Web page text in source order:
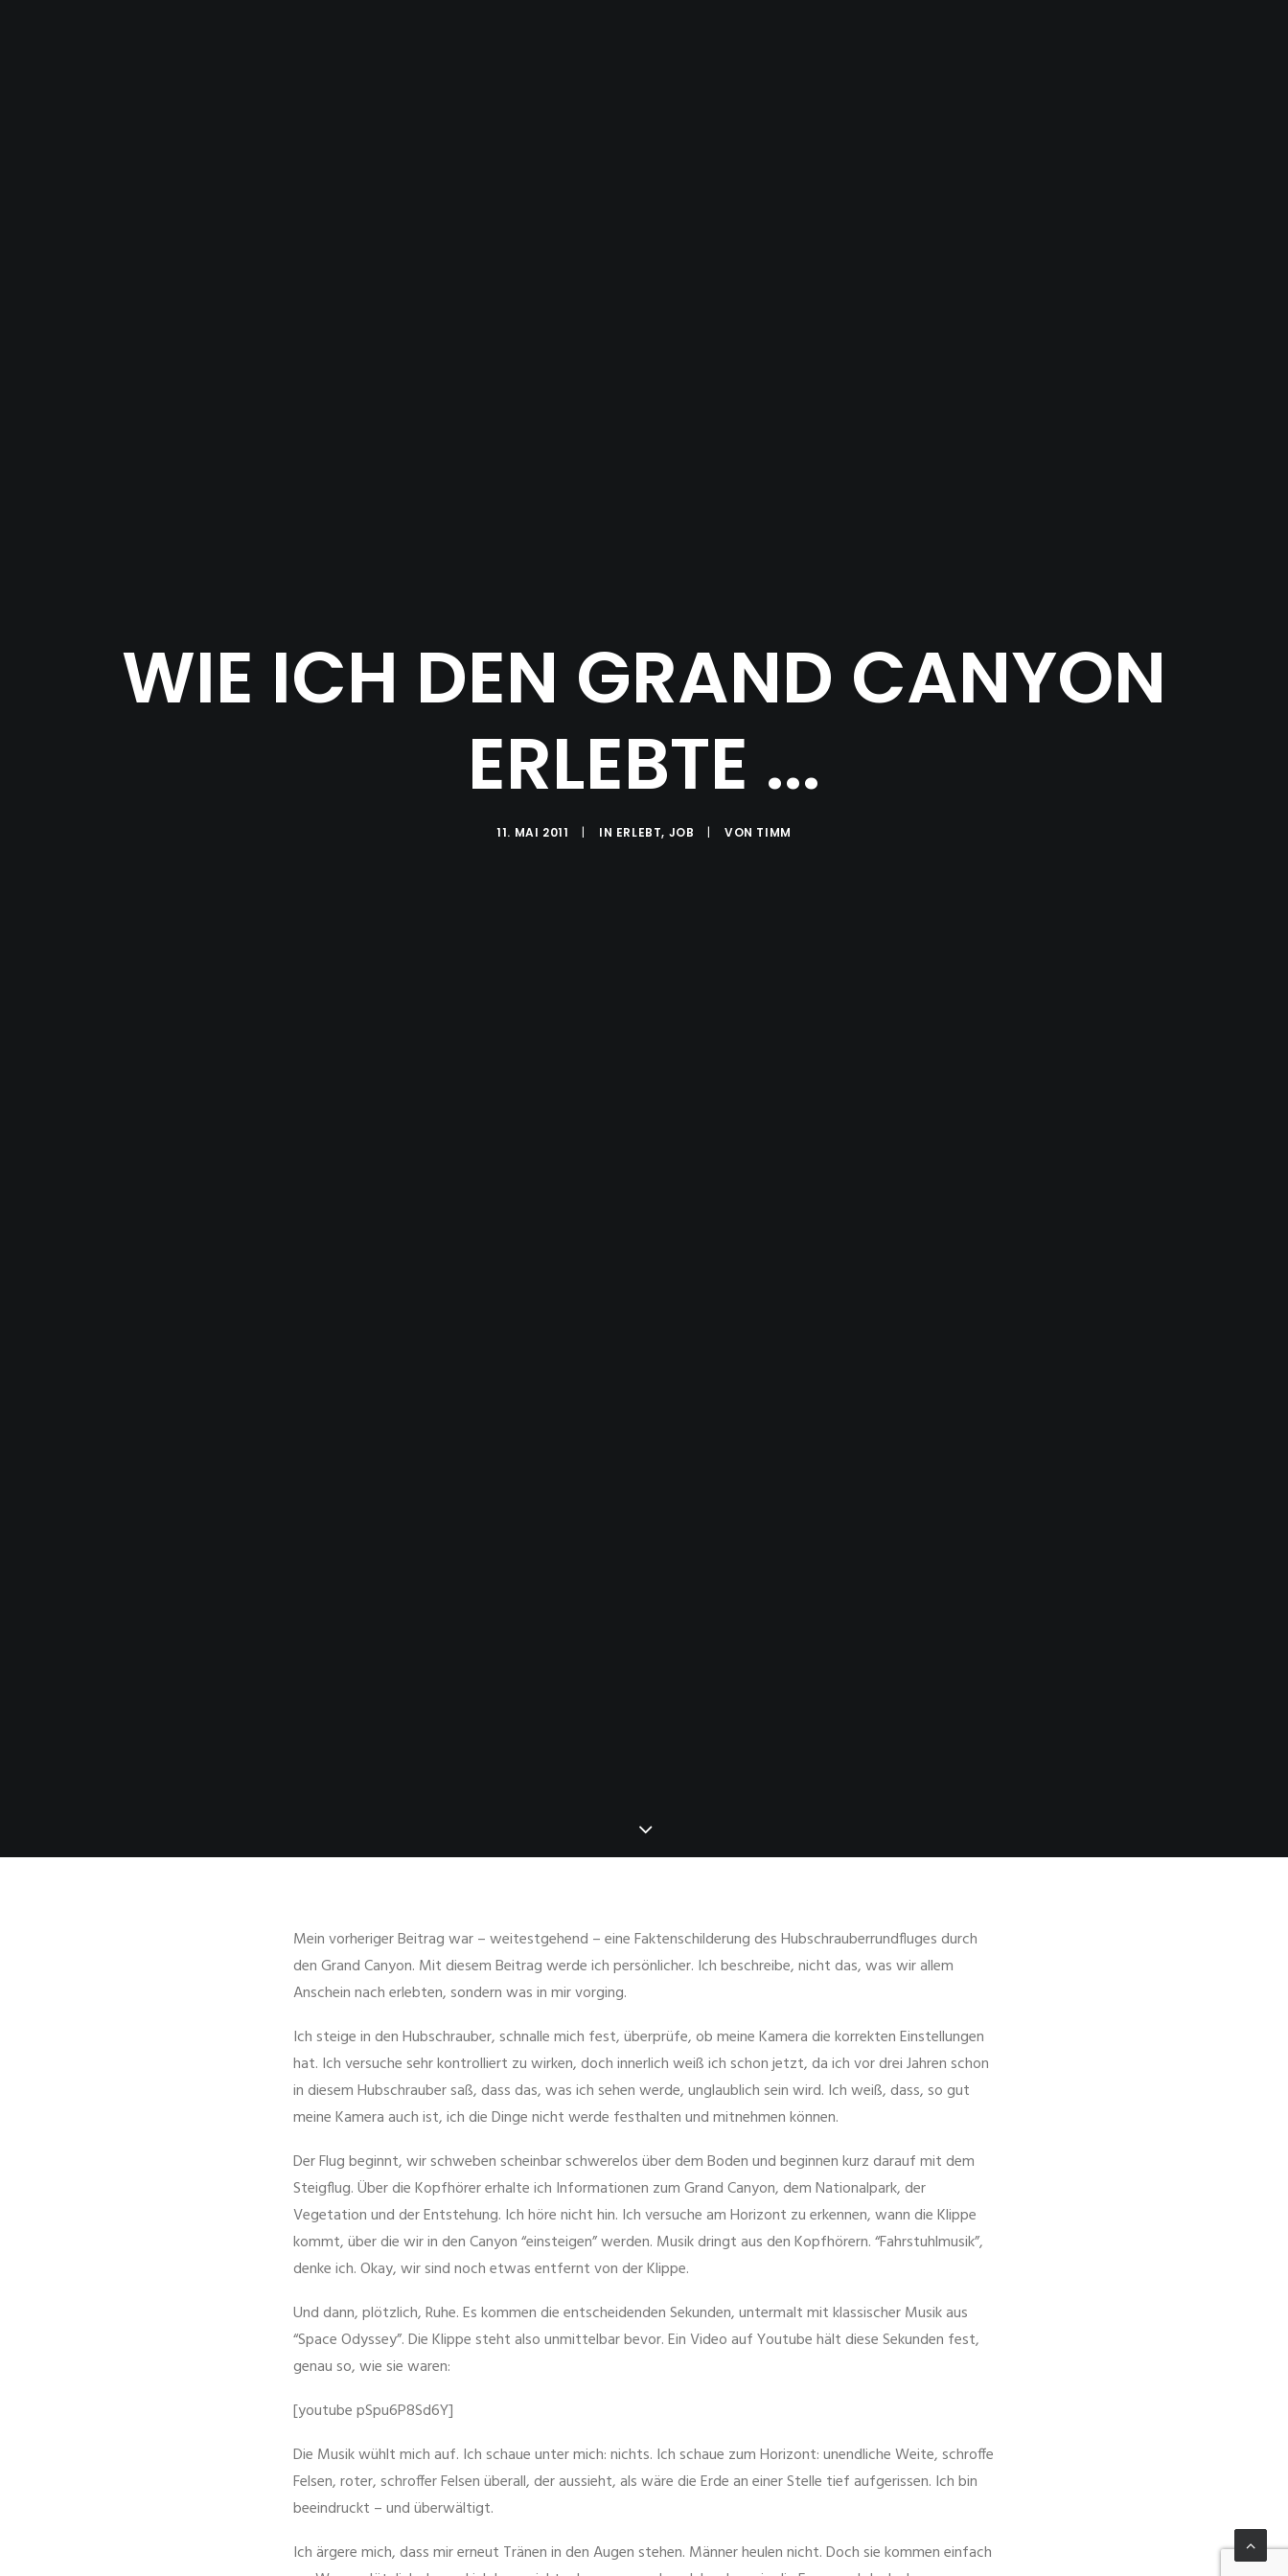
WIE ICH DEN GRAND CANYON
ERLEBTE ...
11. MAI 2011 | IN ERLEBT, JOB | VON TIMM
Mein vorheriger Beitrag war – weitestgehend – eine Faktenschilderung des Hubschrauberrundfluges durch
den Grand Canyon. Mit diesem Beitrag werde ich persönlicher. Ich beschreibe, nicht das, was wir allem
Anschein nach erlebten, sondern was in mir vorging.
Ich steige in den Hubschrauber, schnalle mich fest, überprüfe, ob meine Kamera die korrekten Einstellungen
hat. Ich versuche sehr kontrolliert zu wirken, doch innerlich weiß ich schon jetzt, da ich vor drei Jahren schon
in diesem Hubschrauber saß, dass das, was ich sehen werde, unglaublich sein wird. Ich weiß, dass, so gut
meine Kamera auch ist, ich die Dinge nicht werde festhalten und mitnehmen können.
Der Flug beginnt, wir schweben scheinbar schwerelos über dem Boden und beginnen kurz darauf mit dem
Steigflug. Über die Kopfhörer erhalte ich Informationen zum Grand Canyon, dem Nationalpark, der
Vegetation und der Entstehung. Ich höre nicht hin. Ich versuche am Horizont zu erkennen, wann die Klippe
kommt, über die wir in den Canyon “einsteigen” werden. Musik dringt aus den Kopfhörern. “Fahrstuhlmusik”,
denke ich. Okay, wir sind noch etwas entfernt von der Klippe.
Und dann, plötzlich, Ruhe. Es kommen die entscheidenden Sekunden, untermalt mit klassischer Musik aus
“Space Odyssey”. Die Klippe steht also unmittelbar bevor. Ein Video auf Youtube hält diese Sekunden fest,
genau so, wie sie waren:
[youtube pSpu6P8Sd6Y]
Die Musik wühlt mich auf. Ich schaue unter mich: nichts. Ich schaue zum Horizont: unendliche Weite, schroffe
Felsen, roter, schroffer Felsen überall, der aussieht, als wäre die Erde an einer Stelle tief aufgerissen. Ich bin
beeindruckt – und überwältigt.
Ich ärgere mich, dass mir erneut Tränen in den Augen stehen. Männer heulen nicht. Doch sie kommen einfach